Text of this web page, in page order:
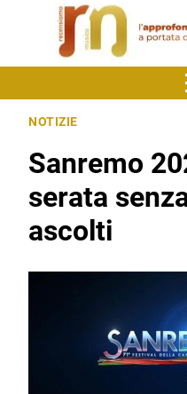
NOTIZIE
Sanremo
serata
ascolti